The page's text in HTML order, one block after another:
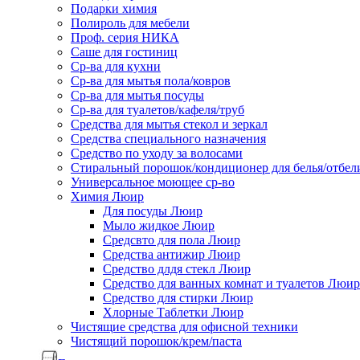
Подарки химия
Полироль для мебели
Проф. серия НИКА
Саше для гостиниц
Ср-ва для кухни
Ср-ва для мытья пола/ковров
Ср-ва для мытья посуды
Ср-ва для туалетов/кафеля/труб
Средства для мытья стекол и зеркал
Средства специального назначения
Средство по уходу за волосами
Стиральный порошок/кондиционер для белья/
Универсальное моющее ср-во
Химия Люир
Для посуды Люир
Мыло жидкое Люир
Средсвто для пола Люир
Средства антижир Люир
Средство длдя стекл Люир
Средство для ванных комнат и туалетов Люир
Средство для стирки Люир
Хлорные Таблетки Люир
Чистящие средства для офисной техники
Чистящий порошок/крем/паста